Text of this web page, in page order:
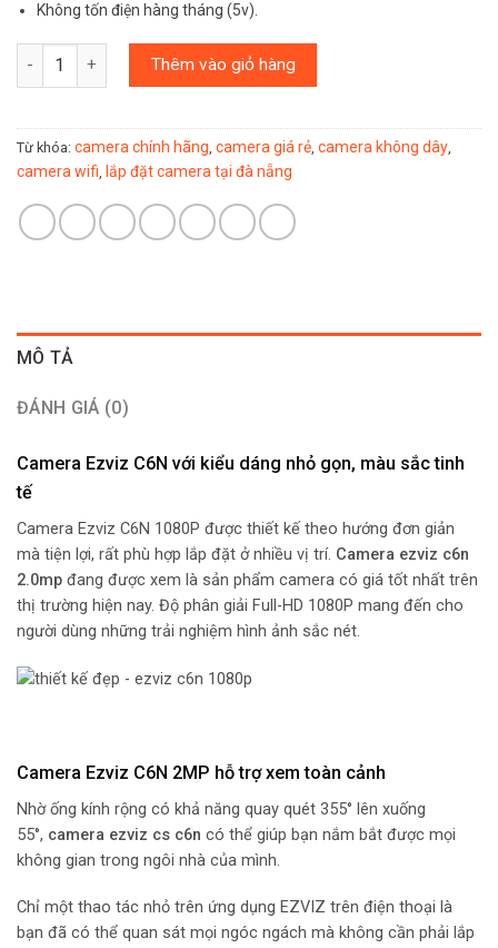
Không tốn điện hàng tháng (5v).
Số lượng Thêm vào giỏ hàng
Từ khóa: camera chính hãng, camera giá rẻ, camera không dây,
camera wifi, lắp đặt camera tại đà nẵng
MÔ TẢ
ĐÁNH GIÁ (0)
Camera Ezviz C6N với kiểu dáng nhỏ gọn, màu sắc tinh
tế
Camera Ezviz C6N 1080P được thiết kế theo hướng đơn giản
mà tiện lợi, rất phù hợp lắp đặt ở nhiều vị trí. Camera ezviz c6n
2.0mp đang được xem là sản phẩm camera có giá tốt nhất trên
thị trường hiện nay. Độ phân giải Full-HD 1080P mang đến cho
người dùng những trải nghiệm hình ảnh sắc nét.
Camera Ezviz C6N 2MP hỗ trợ xem toàn cảnh
Nhờ ống kính rộng có khả năng quay quét 355° lên xuống
55°, camera ezviz cs c6n có thể giúp bạn nắm bắt được mọi
không gian trong ngôi nhà của mình.
Chỉ một thao tác nhỏ trên ứng dụng EZVIZ trên điện thoại là
bạn đã có thể quan sát mọi ngóc ngách mà không cần phải lắp